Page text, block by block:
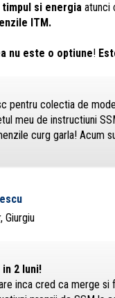
si energia atunci
ITM.
nu este o optiune!
pentru colectia de
meu de instructiuni
curg garla! Acum
Giurgiu
2 luni!
inca cred ca merge si